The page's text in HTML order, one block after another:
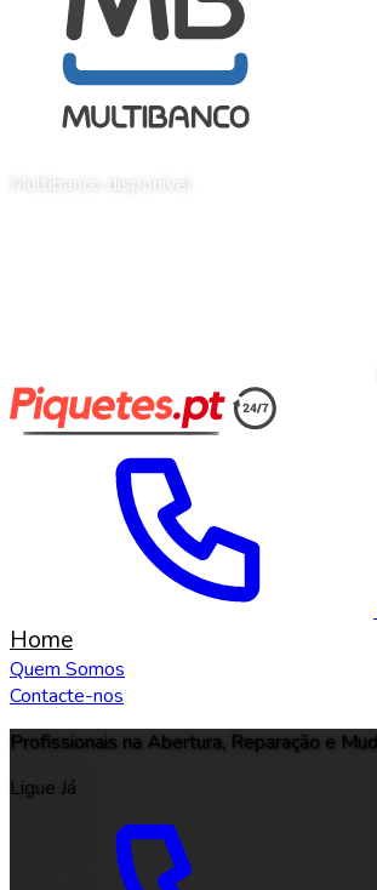
Multibanco disponível
Home
Quem Somos
Contacte-nos
Profissionais na Abertura, Reparação e
Ligue Já